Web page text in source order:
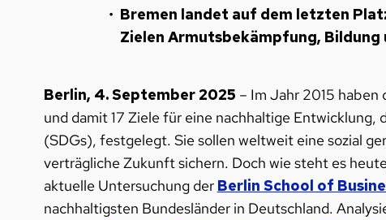
Bremen landet auf dem letzten
Zielen Armutsbekämpfung, Bildung
Berlin, 4. September 2025 – Im Jahr 2015
und damit 17 Ziele für eine nachhaltige
(SDGs), festgelegt. Sie sollen weltweit eine sozial
verträgliche Zukunft sichern. Doch wie steht es
aktuelle Untersuchung der Berlin School of
nachhaltigsten Bundesländer in Deutschland.